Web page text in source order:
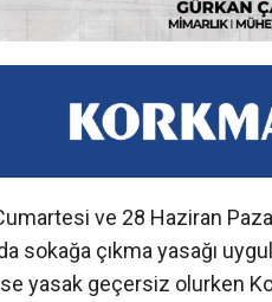
ve 28 Haziran
sokağa çıkma yasağı
yasak geçersiz olurken